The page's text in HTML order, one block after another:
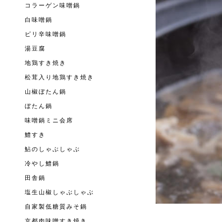
コラーゲン味噌鍋
白味噌鍋
ピリ辛味噌鍋
湯豆腐
地鶏すき焼き
松茸入り地鶏すき焼き
山椒ぼたん鍋
ぼたん鍋
味噌鍋ミニ会席
鱧すき
鮎のしゃぶしゃぶ
冷やし鱧鍋
田舎鍋
塩生山椒しゃぶしゃぶ
自家製低糖質みそ鍋